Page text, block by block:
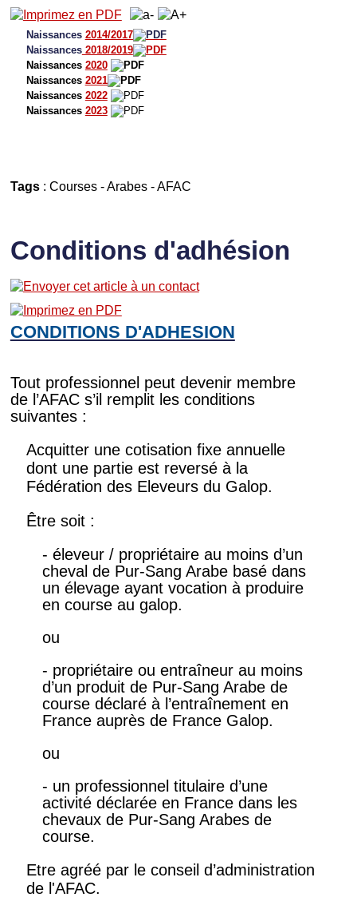
Naissances 2014/2017
Naissances2018/2019
Naissances 2020
Naissances 2021
Naissances 2022
Naissances 2023
Tags: Courses-Arabes-AFAC
Conditions d'adhésion
CONDITIONS D'ADHESION
Tout professionnel peut devenir membre
de l’AFAC s’il remplit les conditions
suivantes :
Acquitter une cotisation fixe annuelle
dont une partie est reversé à la
Fédération des Eleveurs du Galop.
Être soit :
- éleveur / propriétaire au moins d’un
cheval de Pur-Sang Arabe basé dans
un élevage ayant vocation à produire
en course au galop.
ou
- propriétaire ou entraîneur au moins
d’un produit de Pur-Sang Arabe de
course déclaré à l’entraînement en
France auprès de France Galop.
ou
- un professionnel titulaire d’une
activité déclarée en France dans les
chevaux de Pur-Sang Arabes de
course.
Etre agréé par le conseil d’administration
de l'AFAC.